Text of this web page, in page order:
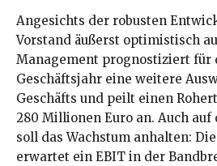
Angesichts der robusten
Vorstand äußerst optimistisch
Management prognostiziert für
Geschäftsjahr eine weitere
Geschäfts und peilt einen
280 Millionen Euro an. Auch auf
soll das Wachstum anhalten:
erwartet ein EBIT in der